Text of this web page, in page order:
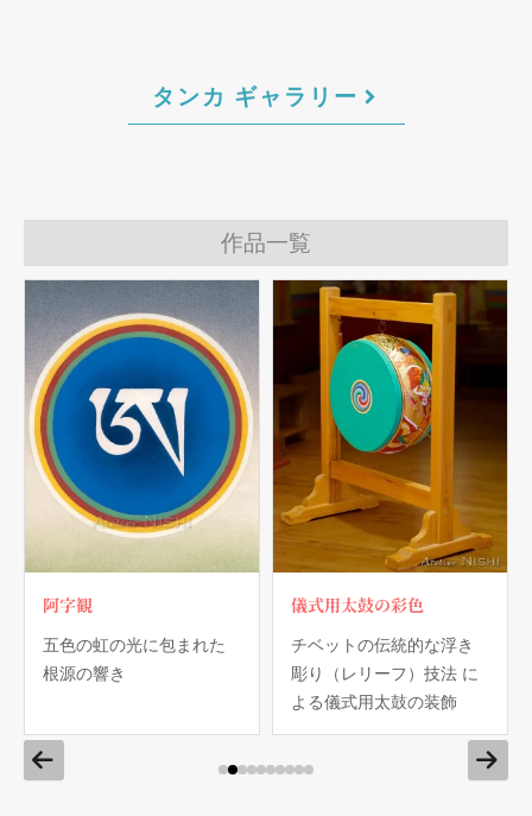
タンカ ギャラリー
作品一覧
阿字観
五色の虹の光に包まれた
根源の響き
儀式用太鼓の彩色
チベットの伝統的な浮き
彫り（レリーフ）技法 に
よる儀式用太鼓の装飾